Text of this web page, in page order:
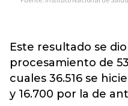
Este resultado se
procesamiento de
cuales 36.516 se
y 16.700 por la de